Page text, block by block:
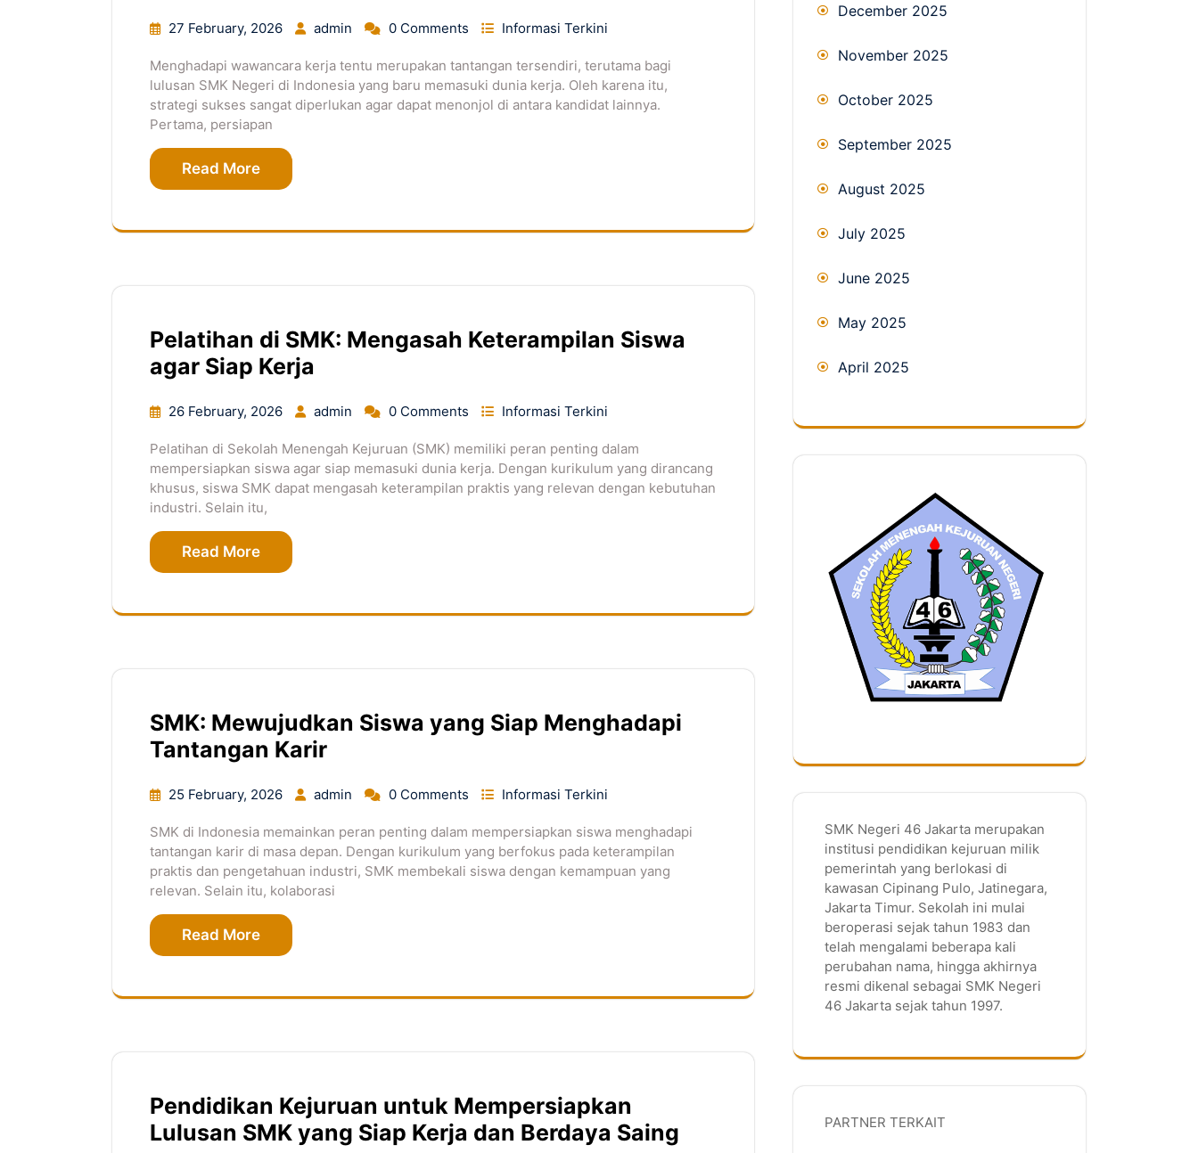
27 February, 2026 admin 0 Comments Informasi Terkini
Menghadapi wawancara kerja tentu merupakan tantangan tersendiri, terutama bagi
lulusan SMK Negeri di Indonesia yang baru memasuki dunia kerja. Oleh karena itu,
strategi sukses sangat diperlukan agar dapat menonjol di antara kandidat lainnya.
Pertama, persiapan
Read More
Pelatihan di SMK: Mengasah Keterampilan Siswa
agar Siap Kerja
26 February, 2026 admin 0 Comments Informasi Terkini
Pelatihan di Sekolah Menengah Kejuruan (SMK) memiliki peran penting dalam
mempersiapkan siswa agar siap memasuki dunia kerja. Dengan kurikulum yang dirancang
khusus, siswa SMK dapat mengasah keterampilan praktis yang relevan dengan kebutuhan
industri. Selain itu,
Read More
SMK: Mewujudkan Siswa yang Siap Menghadapi
Tantangan Karir
25 February, 2026 admin 0 Comments Informasi Terkini
SMK di Indonesia memainkan peran penting dalam mempersiapkan siswa menghadapi
tantangan karir di masa depan. Dengan kurikulum yang berfokus pada keterampilan
praktis dan pengetahuan industri, SMK membekali siswa dengan kemampuan yang
relevan. Selain itu, kolaborasi
Read More
Pendidikan Kejuruan untuk Mempersiapkan
Lulusan SMK yang Siap Kerja dan Berdaya Saing
December 2025
November 2025
October 2025
September 2025
August 2025
July 2025
June 2025
May 2025
April 2025
SMK Negeri 46 Jakarta merupakan
institusi pendidikan kejuruan milik
pemerintah yang berlokasi di
kawasan Cipinang Pulo, Jatinegara,
Jakarta Timur. Sekolah ini mulai
beroperasi sejak tahun 1983 dan
telah mengalami beberapa kali
perubahan nama, hingga akhirnya
resmi dikenal sebagai SMK Negeri
46 Jakarta sejak tahun 1997.
PARTNER TERKAIT